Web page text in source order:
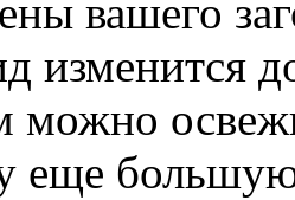
вашего
изменится
можно
еще